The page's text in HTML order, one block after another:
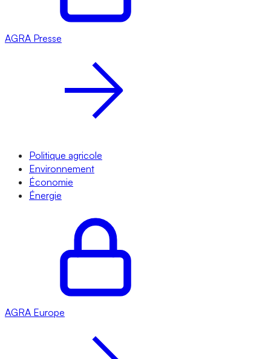
AGRA Presse
Politique agricole
Environnement
Économie
Énergie
AGRA Europe